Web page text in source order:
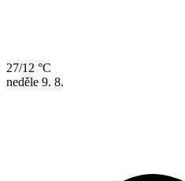
27/12 °C
neděle 9. 8.